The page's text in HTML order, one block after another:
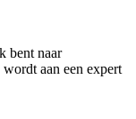
bent naar
aan een expert